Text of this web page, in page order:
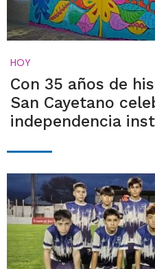
HOY
Con 35 años de
San Cayetano
independencia